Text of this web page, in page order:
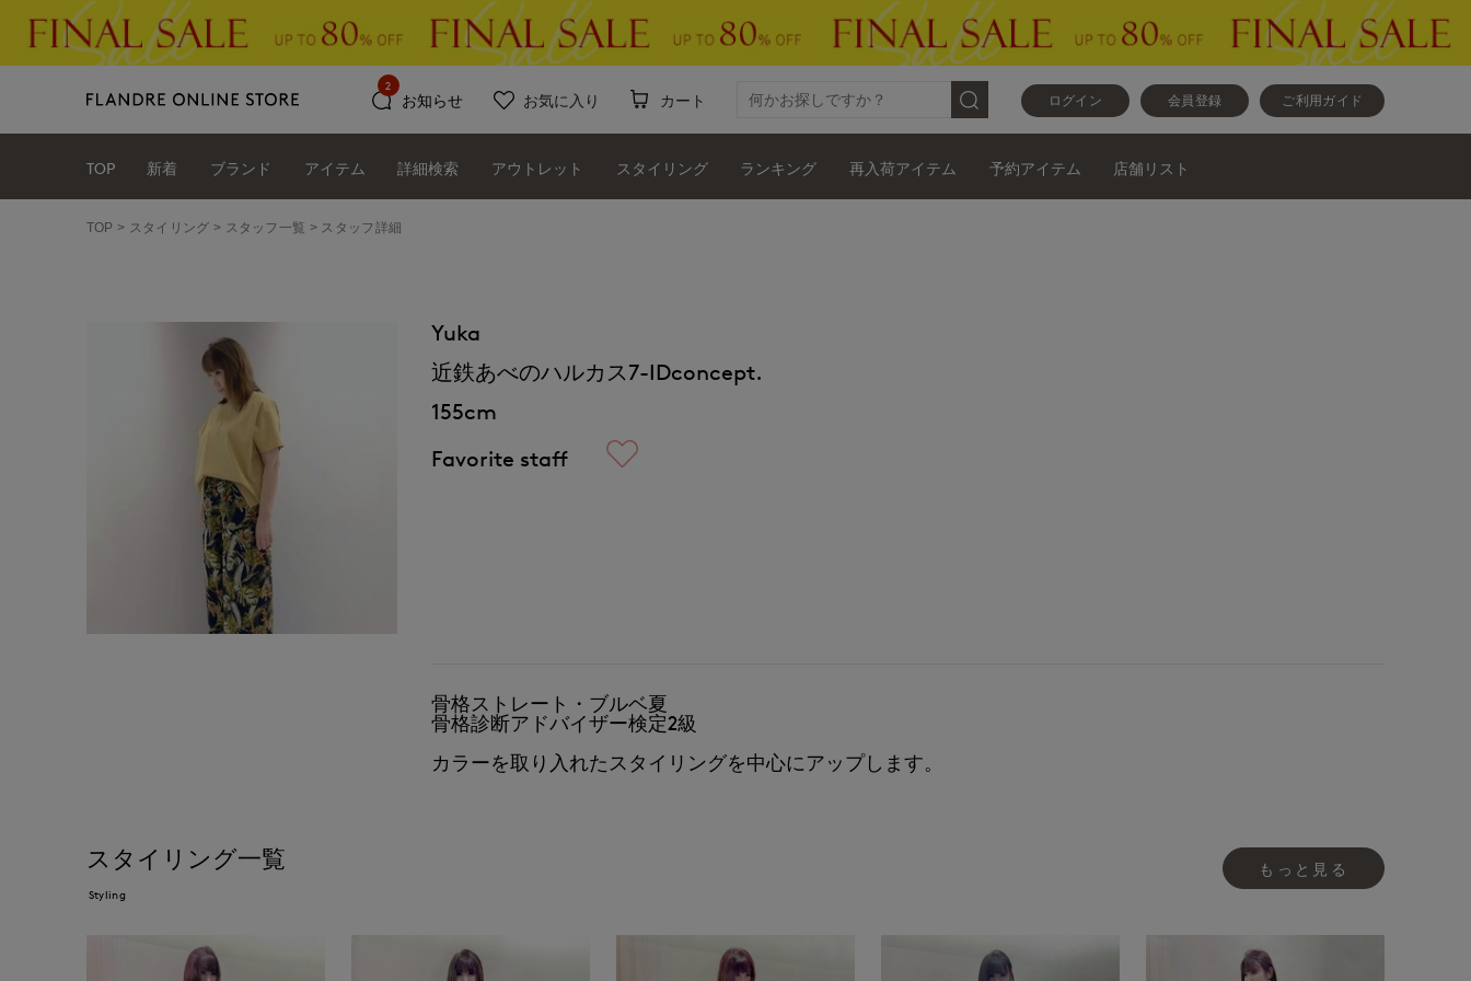
ログイン 会員登録 ご利用ガイド
お知らせ
2
お気に入り カート
TOP 新着 ブランド アイテム 詳細検索 アウトレット スタイリング ランキング 再入荷アイテム 予約アイテム 店舗リスト
TOP スタイリング スタッフ一覧 スタッフ詳細
Yuka
近鉄あべのハルカス7-IDconcept.
155cm
Favorite staff
骨格ストレート・ブルベ夏
骨格診断アドバイザー検定2級
カラーを取り入れたスタイリングを中心にアップします。
もっと見る
スタイリング一覧
Styling